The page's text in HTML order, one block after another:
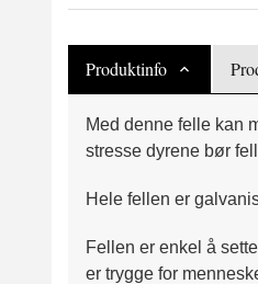
Produktinfo
Med denne felle kan
stresse dyrene bør
Hele fellen er
Fellen er enkel å
er trygge for